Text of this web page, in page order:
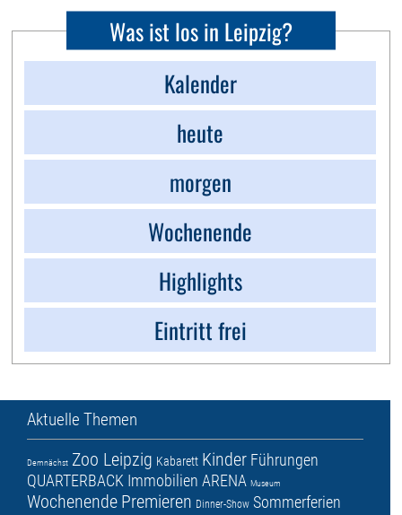
Was ist los in Leipzig?
Kalender
heute
morgen
Wochenende
Highlights
Eintritt frei
Aktuelle Themen
Demnächst Zoo Leipzig Kabarett Kinder Führungen
QUARTERBACK Immobilien ARENA Museum
Wochenende Premieren Dinner-Show Sommerferien